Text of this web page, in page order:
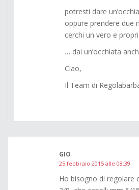
potresti dare
oppure prendere due
cerchi un vero e
… dai un’occhiata
Ciao,
Il Team di
GIO
25 febbraio 2015 alle 08:39
Ho bisogno di regolare